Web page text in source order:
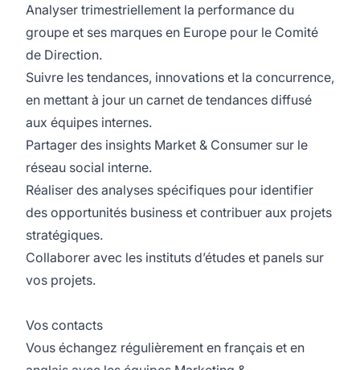
Analyser trimestriellement la performance du
groupe et ses marques en Europe pour le Comité
de Direction.
Suivre les tendances, innovations et la concurrence,
en mettant à jour un carnet de tendances diffusé
aux équipes internes.
Partager des insights Market & Consumer sur le
réseau social interne.
Réaliser des analyses spécifiques pour identifier
des opportunités business et contribuer aux projets
stratégiques.
Collaborer avec les instituts d’études et panels sur
vos projets.
Vos contacts
Vous échangez régulièrement en français et en